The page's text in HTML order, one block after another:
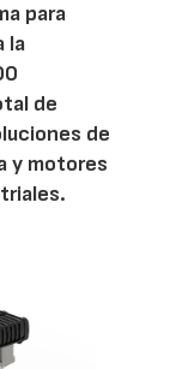
para
la
de
de
y motores